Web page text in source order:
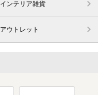
インテリア雑貨
アウトレット